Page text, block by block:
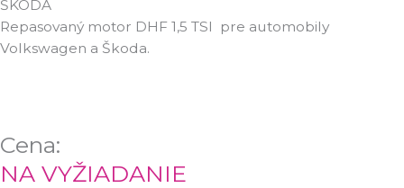
ŠKODA
Repasovaný motor DHF 1,5 TSI pre automobily
Volkswagen a Škoda.
Cena:
NA VYŽIADANIE